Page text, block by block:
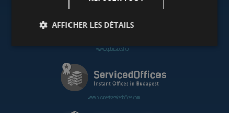
www.cdpbudapest.com
www.budapestservicedoffices.com
AFFICHER LES DÉTAILS